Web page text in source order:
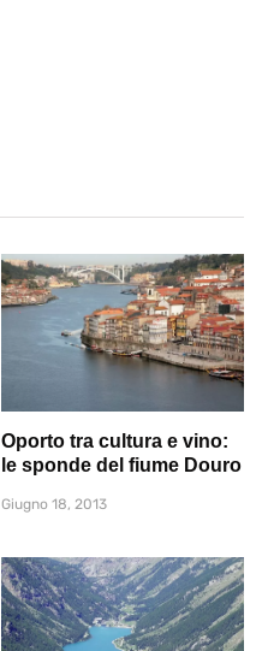
Oporto tra cultura e vino:
le sponde del fiume Douro
Giugno 18, 2013